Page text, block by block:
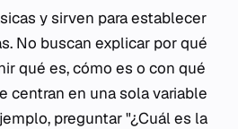
y sirven para establecer
No buscan explicar por qué
qué es, cómo es o con qué
centran en una sola variable
preguntar "¿Cuál es la